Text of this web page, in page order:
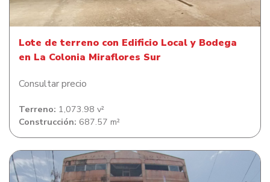
Lote de terreno con Edificio Local y Bodega
en La Colonia Miraflores Sur
Consultar precio
Terreno: 1,073.98 v²
Construcción: 687.57 m²